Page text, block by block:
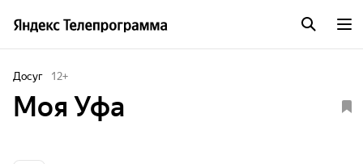
Досуг 12+
Моя Уфа